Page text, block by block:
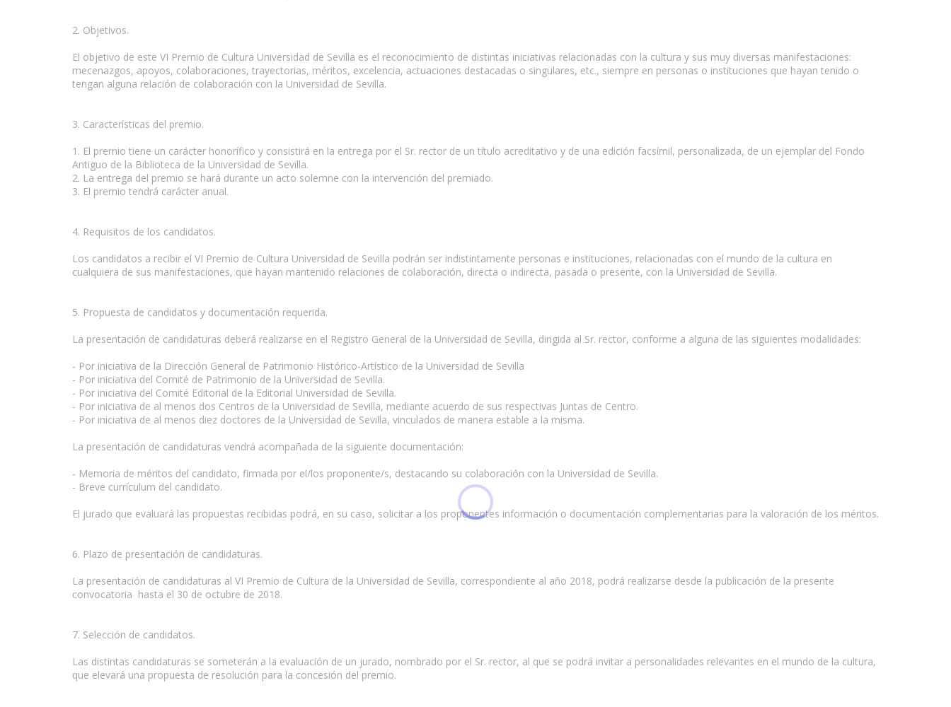
2. Objetivos.
El objetivo de este VI Premio de Cultura Universidad de Sevilla es el reconocimiento de distintas iniciativas relacionadas con la cultura y sus muy diversas manifestaciones:
mecenazgos, apoyos, colaboraciones, trayectorias, méritos, excelencia, actuaciones destacadas o singulares, etc., siempre en personas o instituciones que hayan tenido o
tengan alguna relación de colaboración con la Universidad de Sevilla.
3. Características del premio.
1. El premio tiene un carácter honorífico y consistirá en la entrega por el Sr. rector de un título acreditativo y de una edición facsímil, personalizada, de un ejemplar del Fondo
Antiguo de la Biblioteca de la Universidad de Sevilla.
2. La entrega del premio se hará durante un acto solemne con la intervención del premiado.
3. El premio tendrá carácter anual.
4. Requisitos de los candidatos.
Los candidatos a recibir el VI Premio de Cultura Universidad de Sevilla podrán ser indistintamente personas e instituciones, relacionadas con el mundo de la cultura en
cualquiera de sus manifestaciones, que hayan mantenido relaciones de colaboración, directa o indirecta, pasada o presente, con la Universidad de Sevilla.
5. Propuesta de candidatos y documentación requerida.
La presentación de candidaturas deberá realizarse en el Registro General de la Universidad de Sevilla, dirigida al Sr. rector, conforme a alguna de las siguientes modalidades:
- Por iniciativa de la Dirección General de Patrimonio Histórico-Artístico de la Universidad de Sevilla
- Por iniciativa del Comité de Patrimonio de la Universidad de Sevilla.
- Por iniciativa del Comité Editorial de la Editorial Universidad de Sevilla.
- Por iniciativa de al menos dos Centros de la Universidad de Sevilla, mediante acuerdo de sus respectivas Juntas de Centro.
- Por iniciativa de al menos diez doctores de la Universidad de Sevilla, vinculados de manera estable a la misma.
La presentación de candidaturas vendrá acompañada de la siguiente documentación:
- Memoria de méritos del candidato, firmada por el/los proponente/s, destacando su colaboración con la Universidad de Sevilla.
- Breve currículum del candidato.
El jurado que evaluará las propuestas recibidas podrá, en su caso, solicitar a los proponentes información o documentación complementarias para la valoración de los méritos.
6. Plazo de presentación de candidaturas.
La presentación de candidaturas al VI Premio de Cultura de la Universidad de Sevilla, correspondiente al año 2018, podrá realizarse desde la publicación de la presente
convocatoria hasta el 30 de octubre de 2018.
7. Selección de candidatos.
Las distintas candidaturas se someterán a la evaluación de un jurado, nombrado por el Sr. rector, al que se podrá invitar a personalidades relevantes en el mundo de la cultura,
que elevará una propuesta de resolución para la concesión del premio.